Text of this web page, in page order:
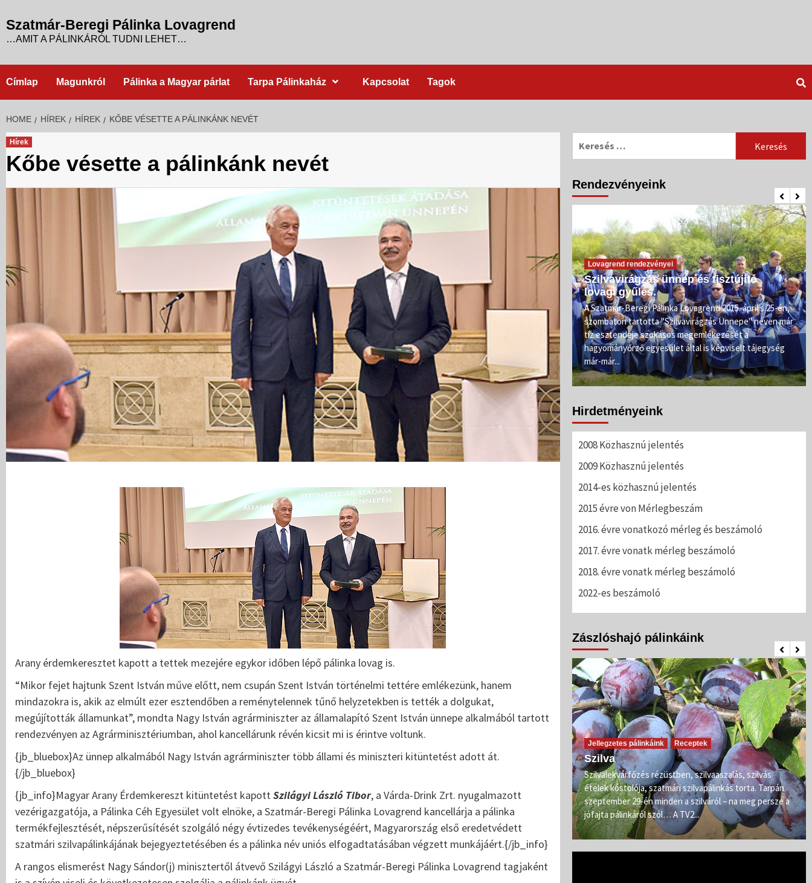
to
content
Szatmár-Beregi Pálinka Lovagrend
…AMIT A PÁLINKÁRÓL TUDNI LEHET…
Címlap Magunkról Pálinka a Magyar párlat Tarpa Pálinkaház Kapcsolat Tagok
HOME HÍREK HÍREK KŐBE VÉSETTE A PÁLINKÁNK NEVÉT
Hírek
Kőbe vésette a pálinkánk nevét
Arany érdemkeresztet kapott a tettek mezejére egykor időben lépő pálinka lovag is.
“Mikor fejet hajtunk Szent István műve előtt, nem csupán Szent István történelmi tettére emlékezünk, hanem
mindazokra is, akik az elmúlt ezer esztendőben a reménytelennek tűnő helyzetekben is tették a dolgukat,
megújították államunkat”, mondta Nagy István agrárminiszter az államalapító Szent István ünnepe alkalmából tartott
rendezvényen az Agrárminisztériumban, ahol kancellárunk révén kicsit mi is érintve voltunk.
{jb_bluebox}Az ünnep alkalmából Nagy István agrárminiszter több állami és miniszteri kitüntetést adott át.
{/jb_bluebox}
{jb_info}Magyar Arany Érdemkereszt kitüntetést kapottSzilágyi László Tibor, a Várda-Drink Zrt. nyugalmazott
vezérigazgatója, a Pálinka Céh Egyesület volt elnöke, a Szatmár-Beregi Pálinka Lovagrend kancellárja a pálinka
termékfejlesztését, népszerűsítését szolgáló négy évtizedes tevékenységéért, Magyarország első eredetvédett
szatmári szilvapálinkájának bejegyeztetésében és a pálinka név uniós elfogadtatásában végzett munkájáért.{/jb_info}
A rangos elismerést Nagy Sándor(j) minisztertől átvevő Szilágyi László a Szatmár-Beregi Pálinka Lovagrend tagjaként
Keresés:
Rendezvényeink
Lovagrend rendezvényei
Pálinkalovagok Szilvavirágzás ünnepe.
A Szatmár-Beregi Pálinka Lovagrend szombaton
tartotta a szokásos szilvavirágzás ünnepét. Mint ahogy
évek óta teszik, ezúttal is Tivadarnál a tiszai vízmérőnél
emlékeztek meg a szőke...
Lovagrend rendezvényei
Szilvavirágzás ünnep és tisztújító
lovagi gyűlés.
A Szatmár-Beregi Pálinka Lovagrend 2015. április 25-én,
szombaton tartotta "Szilvavirágzás Ünnepe" néven már
tíz esztendeje szokásos megemlékezését a
hagyományőrző egyesület által is képviselt tájegység
már-már...
Hirdetményeink
2008 Közhasznú jelentés
2009 Közhasznú jelentés
2014-es közhasznú jelentés
2015 évre von Mérlegbeszám
2016. évre vonatkozó mérleg és beszámoló
2017. évre vonatk mérleg beszámoló
2018. évre vonatk mérleg beszámoló
2022-es beszámoló
Zászlóshajó pálinkáink
A palinka fogyasztasa
Szatmári Szilvapálinka
Magyarországon, hanem a környező országokban is
jellemző a szilvapálinka készítés. A főzés kezdetérő már
a 16-17. századból vannak említések. A...
Jellegzetes pálinkáink Receptek
Szilva
Szilvalekvárfőzés rézüstben, szilvaaszalás, szilvás
ételek kóstolója, szatmári szilvapálinkás torta. Tarpán
szeptember 29-én minden a szilváról – na meg persze a
jófajta pálinkáról szól… A TV2...